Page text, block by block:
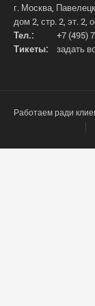
г. Москва,
дом 2, стр. 2, эт. 2,
Тел.:
+7 (495)
Тикеты:
задать
Работаем ради